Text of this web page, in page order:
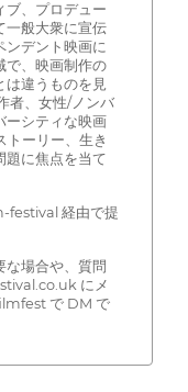
ブ、プロデュー
一般大衆に宣伝
ンデント映画に
で、映画制作の
は違うものを見
者、女性/ノンバ
ーシティな映画
トーリー、生き
題に焦点を当て
経由で提
な場合や、質問
にメ
で DM で